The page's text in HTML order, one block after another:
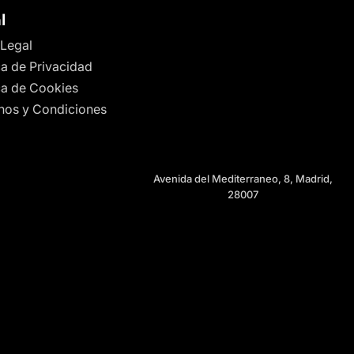
de Privacidad
de Cookies
y Condiciones
Avenida del Mediterraneo, 8, Madrid,
28007